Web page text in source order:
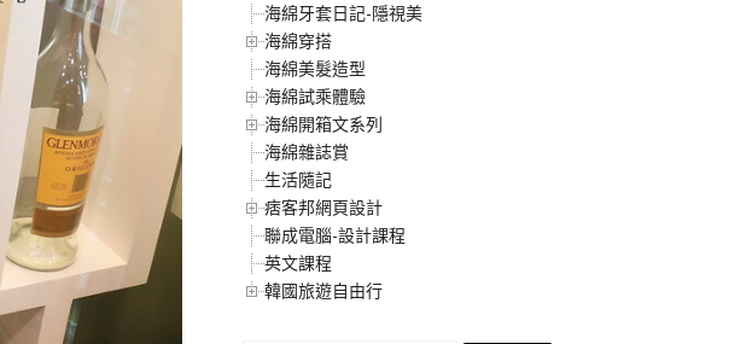
海綿牙套日記-隱視美
海綿穿搭
海綿美髮造型
海綿試乘體驗
海綿開箱文系列
海綿雜誌賞
生活隨記
痞客邦網頁設計
聯成電腦-設計課程
英文課程
韓國旅遊自由行